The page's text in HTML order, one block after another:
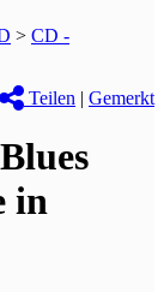
> CD -
Teilen | Gemerkt
in